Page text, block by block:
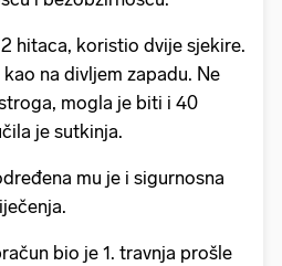
hitaca, koristio dvije sjekire.
na divljem zapadu. Ne
mogla je biti i 40
je sutkinja.
mu je i sigurnosna
bio je 1. travnja prošle